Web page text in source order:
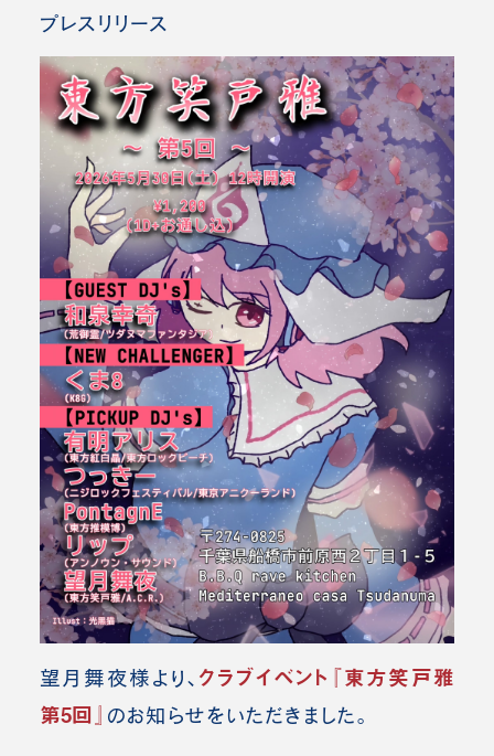
プレスリリース
望月舞夜様より、 クラブイベント『東方笑戸雅
第5回』 のお知らせをいただきました。